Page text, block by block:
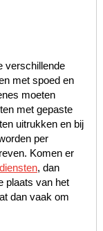
verschillende
met spoed en
moeten
met gepaste
uitrukken en bij
per
Komen er
, dan
plaats van het
dan vaak om